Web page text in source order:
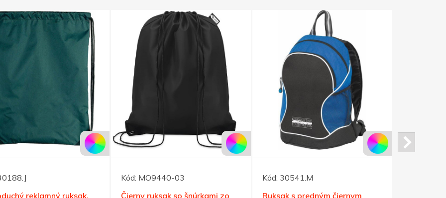
reklamný ruksak,
Kód: MO9440-03
Čierny ruksak so šnúrkami zo
Kód: 30541.M
Ruksak s predným čiernym